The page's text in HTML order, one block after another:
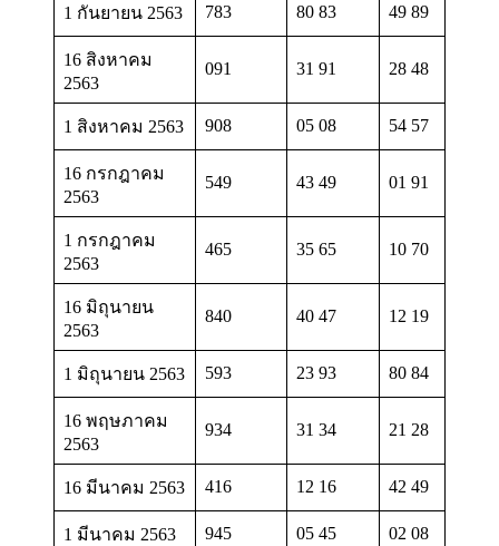
1 กันยายน 2563 783 80 83 49 89
16 สิงหาคม
2563
091 31 91 28 48
1 สิงหาคม 2563 908 05 08 54 57
16 กรกฎาคม
2563
549 43 49 01 91
1 กรกฎาคม
2563
465 35 65 10 70
16 มิถุนายน
2563
840 40 47 12 19
1 มิถุนายน 2563 593 23 93 80 84
16 พฤษภาคม
2563
934 31 34 21 28
16 มีนาคม 2563 416 12 16 42 49
1 มีนาคม 2563 945 05 45 02 08